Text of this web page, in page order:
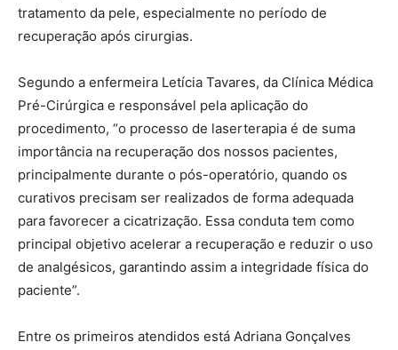
tratamento da pele, especialmente no período de
recuperação após cirurgias.
Segundo a enfermeira Letícia Tavares, da Clínica Médica
Pré-Cirúrgica e responsável pela aplicação do
procedimento, “o processo de laserterapia é de suma
importância na recuperação dos nossos pacientes,
principalmente durante o pós-operatório, quando os
curativos precisam ser realizados de forma adequada
para favorecer a cicatrização. Essa conduta tem como
principal objetivo acelerar a recuperação e reduzir o uso
de analgésicos, garantindo assim a integridade física do
paciente”.
Entre os primeiros atendidos está Adriana Gonçalves